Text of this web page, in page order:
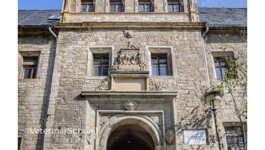
VeterinärSchule1